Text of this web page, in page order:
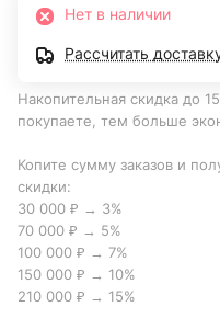
Нет в наличии
Рассчитать
Накопительная скидка до
покупаете, тем больше
Копите сумму заказов и
скидки:
30 000 ₽ → 3%
70 000 ₽ → 5%
100 000 ₽ → 7%
150 000 ₽ → 10%
210 000 ₽ → 15%